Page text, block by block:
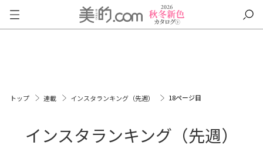
トップ 連載 インスタランキング（先週） 18ページ目
インスタランキング（先週）